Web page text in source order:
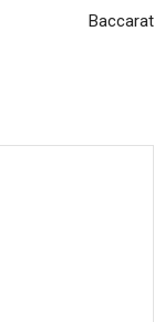
Baccarat